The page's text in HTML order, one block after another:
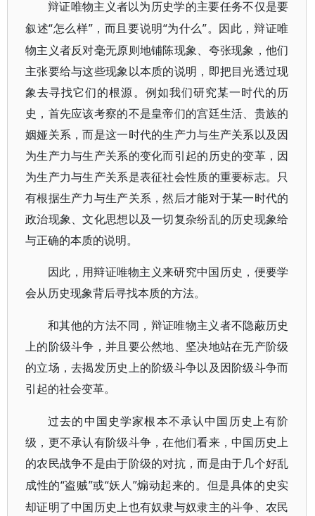
辩证唯物主义者以为历史学的主要任务不仅是要
叙述“怎么样”，而且要说明“为什么”。因此，辩证唯
物主义者反对毫无原则地铺陈现象、夸张现象，他们
主张要给与这些现象以本质的说明，即把目光透过现
象去寻找它们的根源。例如我们研究某一时代的历
史，首先应该考察的不是皇帝们的宫廷生活、贵族的
姻娅关系，而是这一时代的生产力与生产关系以及因
为生产力与生产关系的变化而引起的历史的变革，因
为生产力与生产关系是表征社会性质的重要标志。只
有根据生产力与生产关系，然后才能对于某一时代的
政治现象、文化思想以及一切复杂纷乱的历史现象给
与正确的本质的说明。
因此，用辩证唯物主义来研究中国历史，便要学
会从历史现象背后寻找本质的方法。
和其他的方法不同，辩证唯物主义者不隐蔽历史
上的阶级斗争，并且要公然地、坚决地站在无产阶级
的立场，去揭发历史上的阶级斗争以及因阶级斗争而
引起的社会变革。
过去的中国史学家根本不承认中国历史上有阶
级，更不承认有阶级斗争，在他们看来，中国历史上
的农民战争不是由于阶级的对抗，而是由于几个好乱
成性的“盗贼”或“妖人”煽动起来的。但是具体的史实
却证明了中国历史上也有奴隶与奴隶主的斗争、农民